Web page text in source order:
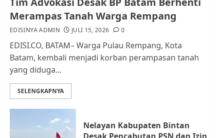
2
AGUSTUS 1, 2026 0
3
Datangi Pemko Batam, Warga
Rempang Protes Lahan Mereka
Audiensi dengan Wali Kota
Merampas Tanah Warga Rempang
EDISINYA ADMIN JULI 15, 2026 0
EDISI.CO, BATAM– Warga Pulau Rempang, Kota
Batam, kembali menjadi korban perampasan tanah
yang diduga...
SELENGKAPNYA
Nelayan Kabupaten Bintan